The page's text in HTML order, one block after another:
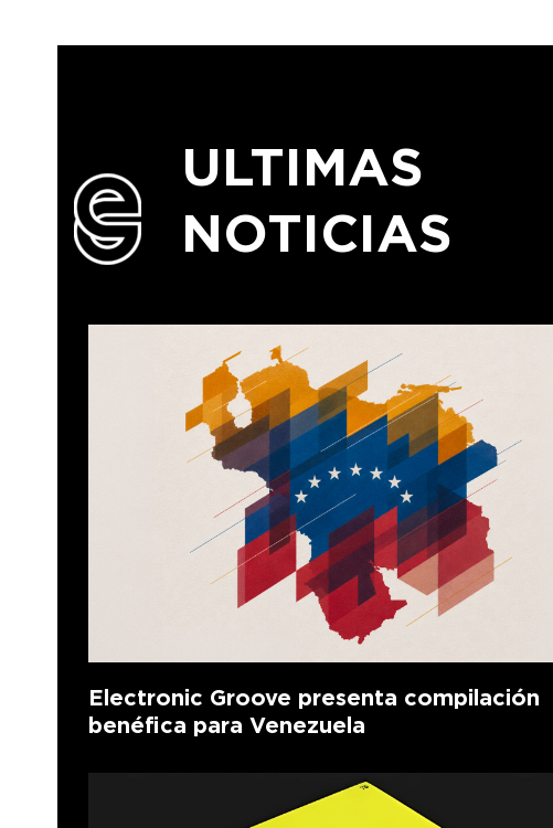
ULTIMAS
NOTICIAS
Electronic Groove presenta compilación
benéfica para Venezuela